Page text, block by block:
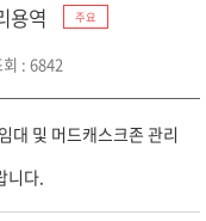
용역
주요
: 6842
대 및 머드캐스크존 관리
니다.